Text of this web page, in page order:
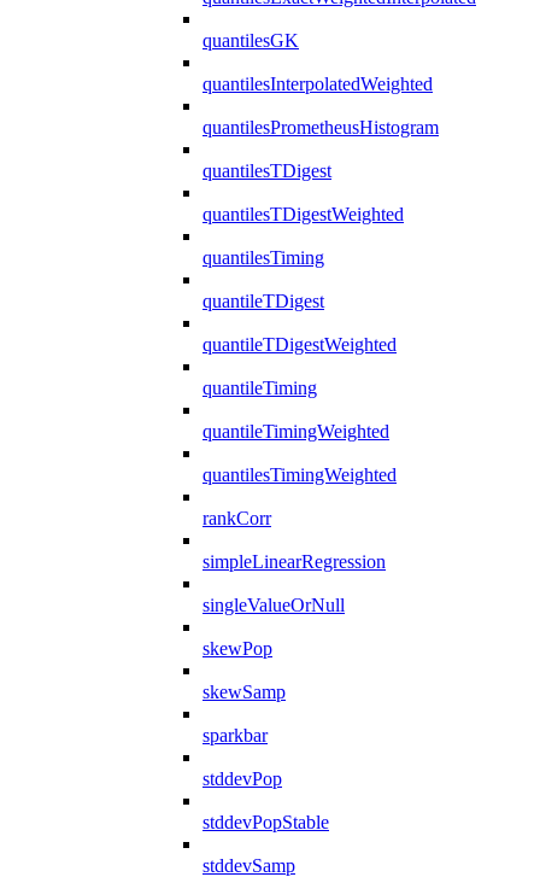
quantilesGK
quantilesInterpolatedWeighted
quantilesPrometheusHistogram
quantilesTDigest
quantilesTDigestWeighted
quantilesTiming
quantileTDigest
quantileTDigestWeighted
quantileTiming
quantileTimingWeighted
quantilesTimingWeighted
rankCorr
simpleLinearRegression
singleValueOrNull
skewPop
skewSamp
sparkbar
stddevPop
stddevPopStable
stddevSamp